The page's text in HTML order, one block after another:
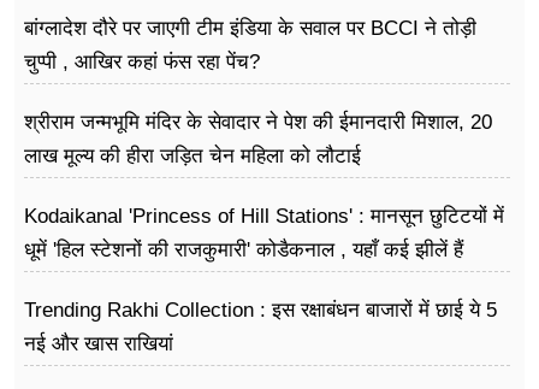
बांग्लादेश दौरे पर जाएगी टीम इंडिया के सवाल पर BCCI ने तोड़ी
चुप्पी , आखिर कहां फंस रहा पेंच?
श्रीराम जन्मभूमि मंदिर के सेवादार ने पेश की ईमानदारी मिशाल, 20
लाख मूल्य की हीरा जड़ित चेन महिला को लौटाई
Kodaikanal 'Princess of Hill Stations' : मानसून छुटिटयों में
धूमें 'हिल स्टेशनों की राजकुमारी' कोडैकनाल , यहाँ कई झीलें हैं
Trending Rakhi Collection : इस रक्षाबंधन बाजारों में छाई ये 5
नई और खास राखियां